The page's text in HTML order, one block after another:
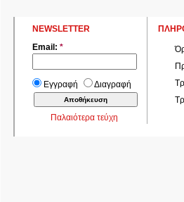
NEWSLETTER
Email: *
Εγγραφή Διαγραφή
Παλαιότερα τεύχη